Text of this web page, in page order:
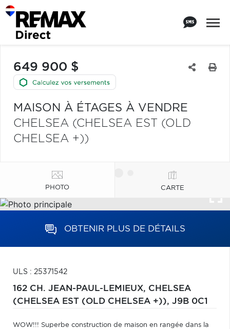
649 900 $
MAISON À ÉTAGES À VENDRE
CHELSEA (CHELSEA EST (OLD
CHELSEA +))
PHOTO CARTE
OBTENIR PLUS DE DÉTAILS
ULS : 25371542
162 CH. JEAN-PAUL-LEMIEUX, CHELSEA
(CHELSEA EST (OLD CHELSEA +)), J9B 0C1
WOW!!! Superbe construction de maison en rangée dans la